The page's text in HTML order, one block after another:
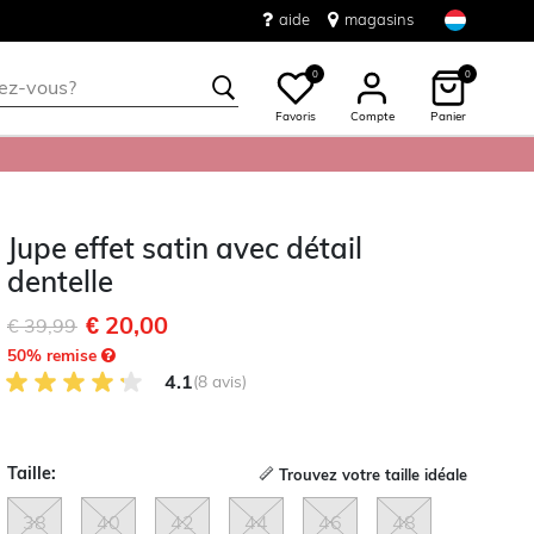
aide magasins
0
Favoris Compte
0
Panier
Jupe effet satin avec détail
dentelle
Remise de
€ 39,99à€ 20,00
50% remise
4.1 sur 5 avis des clients
4.1(8 avis)
Taille: Trouvez votre taille idéale
38 40 42 44 46 48